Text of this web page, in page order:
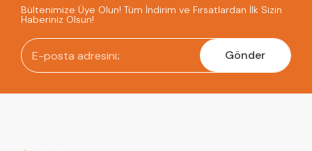
Bültenimize Üye Olun! Tüm İndirim ve Fırsatlardan İlk Sizin
Haberiniz Olsun!
Gönder